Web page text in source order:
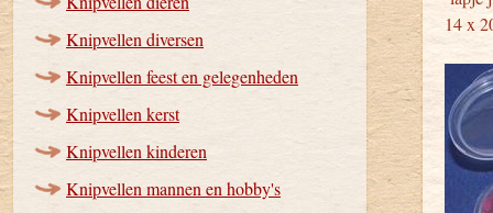
Knipvellen diversen
Knipvellen feest en gelegenheden
Knipvellen kerst
Knipvellen kinderen
Knipvellen mannen en hobby's
14 x